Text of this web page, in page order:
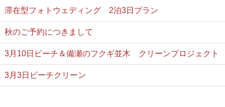
滞在型フォトウェディング 2泊3日プラン
秋のご予約につきまして
3月10日ビーチ＆備瀬のフクギ並木 クリーンプロジェクト
3月3日ビーチクリーン